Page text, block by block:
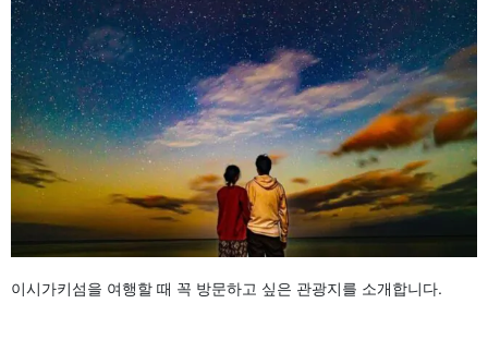
이시가키섬을 여행할 때 꼭 방문하고 싶은 관광지를 소개합니다.